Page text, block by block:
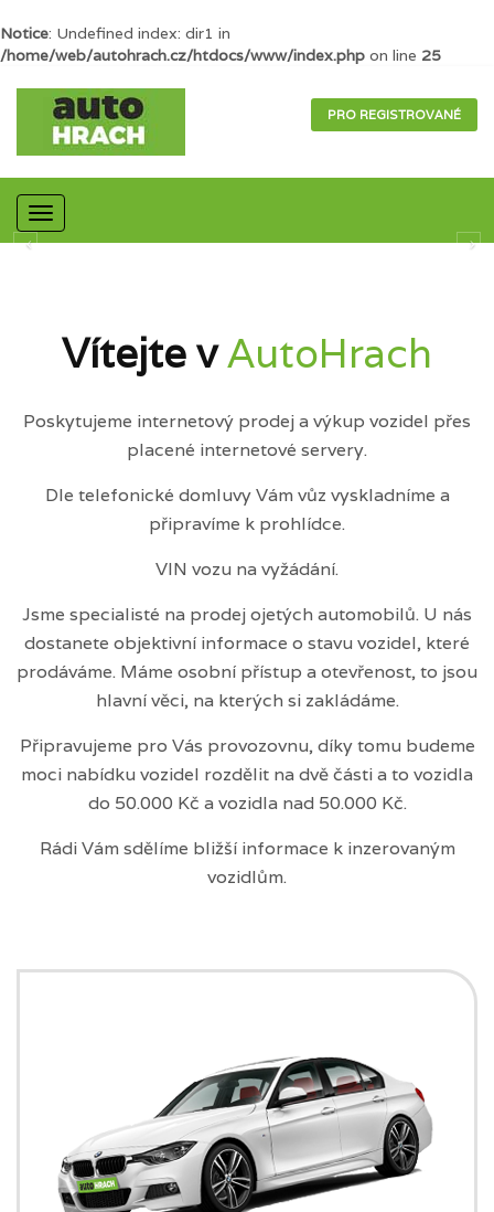
Notice: Undefined index: dir1 in
/home/web/autohrach.cz/htdocs/www/index.php on line 25
PRO REGISTROVANÉ
Mobilní
navigace
Vítejte vAutoHrach
Poskytujeme internetový prodej a výkup vozidel přes
placené internetové servery.
Dle telefonické domluvy Vám vůz vyskladníme a
připravíme k prohlídce.
VIN vozu na vyžádání.
Jsme specialisté na prodej ojetých automobilů. U nás
dostanete objektivní informace o stavu vozidel, které
prodáváme. Máme osobní přístup a otevřenost, to jsou
hlavní věci, na kterých si zakládáme.
Připravujeme pro Vás provozovnu, díky tomu budeme
moci nabídku vozidel rozdělit na dvě části a to vozidla
do 50.000 Kč a vozidla nad 50.000 Kč.
Rádi Vám sdělíme bližší informace k inzerovaným
vozidlům.